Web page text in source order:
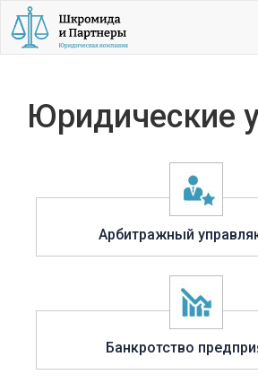
Юридические
Арбитражный
Банкротство